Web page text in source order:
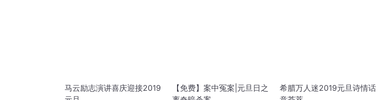
马云励志演讲喜庆迎接2019
【免费】案中冤案|元旦日之
希腊万人迷2019元旦诗情话